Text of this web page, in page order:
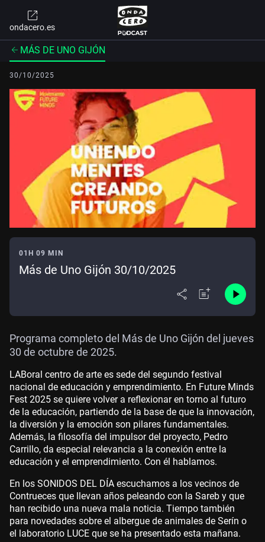
ondacero.es
MÁS DE UNO GIJÓN
30/10/2025
01H 09 MIN
Más de Uno Gijón 30/10/2025
Programa completo del Más de Uno Gijón del jueves
30 de octubre de 2025.
LABoral centro de arte es sede del segundo festival
nacional de educación y emprendimiento. En Future Minds
Fest 2025 se quiere volver a reflexionar en torno al futuro
de la educación, partiendo de la base de que la innovación,
la diversión y la emoción son pilares fundamentales.
Además, la filosofía del impulsor del proyecto, Pedro
Carrillo, da especial relevancia a la conexión entre la
educación y el emprendimiento. Con él hablamos.
En los SONIDOS DEL DÍA escuchamos a los vecinos de
Contrueces que llevan años peleando con la Sareb y que
han recibido una nueva mala noticia. Tiempo también
para novedades sobre el albergue de animales de Serín o
el laboratorio LUCE que se ha presentado esta mañana.